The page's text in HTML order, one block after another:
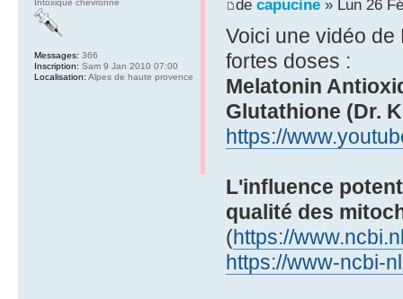
de capucine» Lun 26
Voici une vidéo de
fortes doses :
Melatonin
Glutathione (Dr.
https://
L'influence
qualité des
(https://
https://www-ncbi-
Intoxiqué chevronné
Messages: 366
Inscription: Sam 9 Jan 2010 07:00
Localisation: Alpes de haute provence